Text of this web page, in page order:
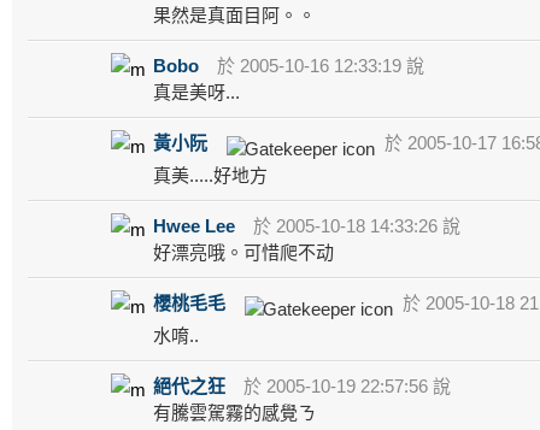
果然是真面目阿。。
Bobo
於 2005-10-16 12:33:19 說
真是美呀...
黃小阮
於 2005-10-17
真美.....好地方
Hwee Lee
於 2005-10-18 14:33:26 說
好漂亮哦。可惜爬不动
櫻桃毛毛
於 2005-10-18
水唷..
絕代之狂
於 2005-10-19 22:57:56 說
有騰雲駕霧的感覺ㄋ